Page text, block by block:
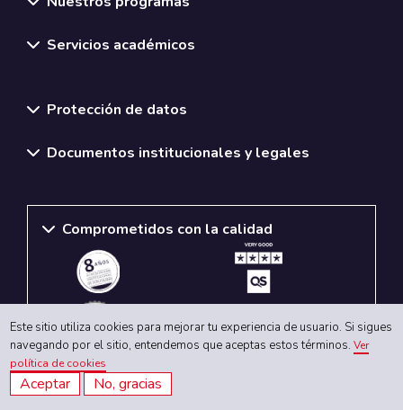
Servicios académicos
Protección de datos
Documentos institucionales y legales
Comprometidos con la calidad
Este sitio utiliza cookies para mejorar tu experiencia de usuario. Si sigues
navegando por el sitio, entendemos que aceptas estos términos.Ver
política de cookies
Aceptar No, gracias